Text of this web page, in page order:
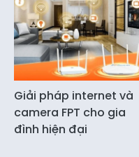
Giải pháp internet và
camera FPT cho gia
đình hiện đại